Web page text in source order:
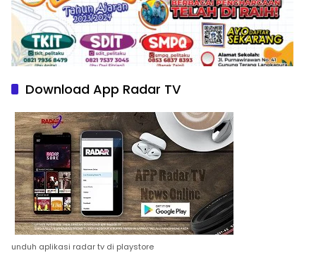
Download App Radar TV
unduh aplikasi radar tv di playstore